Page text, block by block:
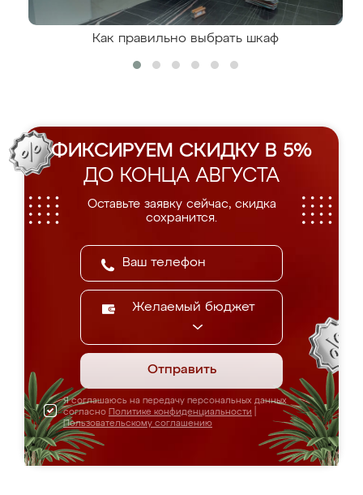
Как правильно выбрать шкаф
ФИКСИРУЕМ СКИДКУ В 5%
ДО КОНЦА АВГУСТА
Оставьте заявку сейчас, скидка
сохранится.
Желаемый бюджет
Отправить
Я соглашаюсь на передачу персональных данных
согласно Политике конфиденциальности
Пользовательскому соглашению